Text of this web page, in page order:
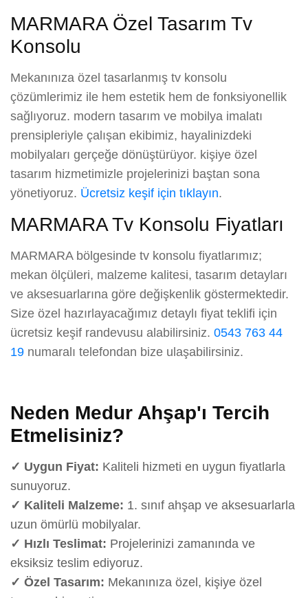
MARMARA Özel Tasarım Tv
Konsolu
Mekanınıza özel tasarlanmış tv konsolu
çözümlerimiz ile hem estetik hem de fonksiyonellik
sağlıyoruz. modern tasarım ve mobilya imalatı
prensipleriyle çalışan ekibimiz, hayalinizdeki
mobilyaları gerçeğe dönüştürüyor. kişiye özel
tasarım hizmetimizle projelerinizi baştan sona
yönetiyoruz. Ücretsiz keşif için tıklayın.
MARMARA Tv Konsolu Fiyatları
MARMARA bölgesinde tv konsolu fiyatlarımız;
mekan ölçüleri, malzeme kalitesi, tasarım detayları
ve aksesuarlarına göre değişkenlik göstermektedir.
Size özel hazırlayacağımız detaylı fiyat teklifi için
ücretsiz keşif randevusu alabilirsiniz. 0543 763 44
19 numaralı telefondan bize ulaşabilirsiniz.
Neden Medur Ahşap'ı Tercih
Etmelisiniz?
✓ Uygun Fiyat: Kaliteli hizmeti en uygun fiyatlarla
sunuyoruz.
✓ Kaliteli Malzeme: 1. sınıf ahşap ve aksesuarlarla
uzun ömürlü mobilyalar.
✓ Hızlı Teslimat: Projelerinizi zamanında ve
eksiksiz teslim ediyoruz.
✓ Özel Tasarım: Mekanınıza özel, kişiye özel